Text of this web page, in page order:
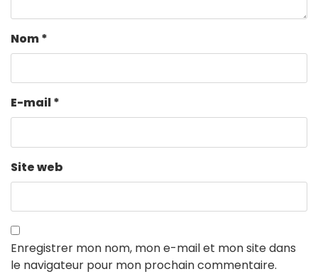
Nom*
E-mail*
Site web
Enregistrer mon nom, mon e-mail et mon site dans
le navigateur pour mon prochain commentaire.